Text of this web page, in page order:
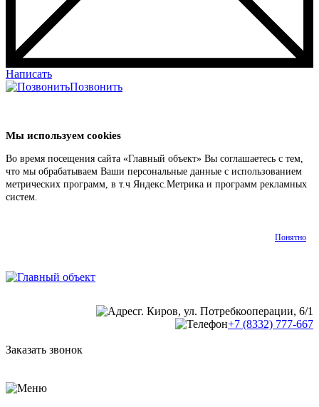
Написать
Позвонить
Мы используем cookies
Во время посещения сайта «Главный объект» Вы соглашаетесь с тем,
что мы обрабатываем Ваши персональные данные с использованием
метрических программ, в т.ч Яндекс.Метрика и программ рекламных
систем.
Понятно
г. Киров, ул. Потребкооперации, 6/1
+7 (8332) 777-667
Заказать звонок